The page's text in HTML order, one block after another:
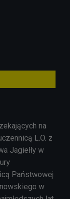
na
L.O. z
Jagiełły w
Państwowej
w